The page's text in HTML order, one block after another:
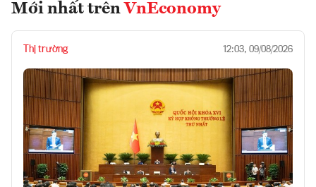
Mới nhất trên VnEconomy
Thị trường 12:03, 09/08/2026